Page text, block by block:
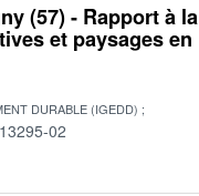
(57) - Rapport à la
et paysages en
DURABLE (IGEDD)
02